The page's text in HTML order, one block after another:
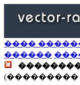
����
������
(���������